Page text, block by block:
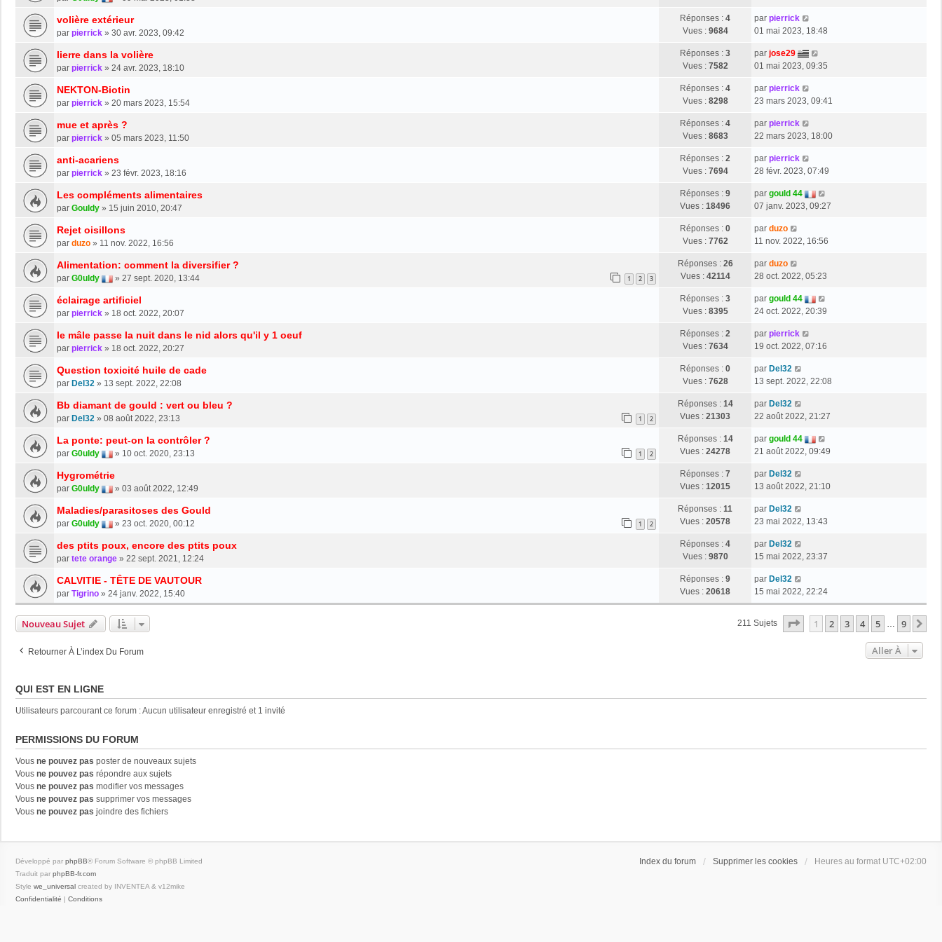
volière extérieur
par pierrick » 30 avr. 2023, 09:42
Réponses : 4
Vues : 9684
par pierrick
01 mai 2023, 18:48
lierre dans la volière
par pierrick » 24 avr. 2023, 18:10
Réponses : 3
Vues : 7582
par jose29
01 mai 2023, 09:35
NEKTON-Biotin
par pierrick » 20 mars 2023, 15:54
Réponses : 4
Vues : 8298
par pierrick
23 mars 2023, 09:41
mue et après ?
par pierrick » 05 mars 2023, 11:50
Réponses : 4
Vues : 8683
par pierrick
22 mars 2023, 18:00
anti-acariens
par pierrick » 23 févr. 2023, 18:16
Réponses : 2
Vues : 7694
par pierrick
28 févr. 2023, 07:49
Les compléments alimentaires
par Gouldy » 15 juin 2010, 20:47
Réponses : 9
Vues : 18496
par gould 44
07 janv. 2023, 09:27
Rejet oisillons
par duzo » 11 nov. 2022, 16:56
Réponses : 0
Vues : 7762
par duzo
11 nov. 2022, 16:56
Alimentation: comment la diversifier ?
par G0uldy » 27 sept. 2020, 13:44 1 2 3
Réponses : 26
Vues : 42114
par duzo
28 oct. 2022, 05:23
éclairage artificiel
par pierrick » 18 oct. 2022, 20:07
Réponses : 3
Vues : 8395
par gould 44
24 oct. 2022, 20:39
le mâle passe la nuit dans le nid alors qu'il y 1 oeuf
par pierrick » 18 oct. 2022, 20:27
Réponses : 2
Vues : 7634
par pierrick
19 oct. 2022, 07:16
Question toxicité huile de cade
par Del32 » 13 sept. 2022, 22:08
Réponses : 0
Vues : 7628
par Del32
13 sept. 2022, 22:08
Bb diamant de gould : vert ou bleu ?
par Del32 » 08 août 2022, 23:13 1 2
Réponses : 14
Vues : 21303
par Del32
22 août 2022, 21:27
La ponte: peut-on la contrôler ?
par G0uldy » 10 oct. 2020, 23:13 1 2
Réponses : 14
Vues : 24278
par gould 44
21 août 2022, 09:49
Hygrométrie
par G0uldy » 03 août 2022, 12:49
Réponses : 7
Vues : 12015
par Del32
13 août 2022, 21:10
Maladies/parasitoses des Gould
par G0uldy » 23 oct. 2020, 00:12 1 2
Réponses : 11
Vues : 20578
par Del32
23 mai 2022, 13:43
des ptits poux, encore des ptits poux
par tete orange » 22 sept. 2021, 12:24
Réponses : 4
Vues : 9870
par Del32
15 mai 2022, 23:37
CALVITIE - TÊTE DE VAUTOUR
par Tigrino » 24 janv. 2022, 15:40
Réponses : 9
Vues : 20618
par Del32
15 mai 2022, 22:24
Nouveau Sujet 211 Sujets Page Sur9
1 2 3 4 5 … 9
Retourner À L’index Du Forum Aller À
QUI EST EN LIGNE
Utilisateurs parcourant ce forum : Aucun utilisateur enregistré et 1 invité
PERMISSIONS DU FORUM
Vous ne pouvez pas poster de nouveaux sujets
Vous ne pouvez pas répondre aux sujets
Vous ne pouvez pas modifier vos messages
Vous ne pouvez pas supprimer vos messages
Vous ne pouvez pas joindre des fichiers
Index du forum Supprimer les cookies Heures au format UTC+02:00
Développé par phpBB® Forum Software © phpBB Limited
Traduit par phpBB-fr.com
Style we_universal created by INVENTEA & v12mike
Confidentialité | Conditions